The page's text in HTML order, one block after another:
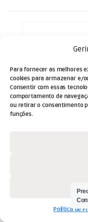
Para fornecer as melhores
cookies para armazenar e/
Consentir com essas
comportamento de
ou retirar o consentimento
funções.
Política de
Cabos Áudio e